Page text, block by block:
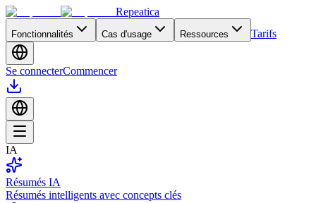
Repeatica
Fonctionnalités Cas d'usage Ressources Tarifs
Se connecterCommencer
IA
Résumés IA
Résumés intelligents avec concepts clés